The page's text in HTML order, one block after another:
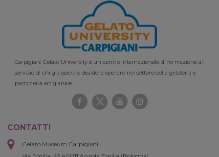
Carpigiani Gelato University è un centro internazionale di formazione al
servizio di chi già opera o desidera operare nel settore della gelateria e
pasticceria artigianale.
CONTATTI
Gelato Museum Carpigiani